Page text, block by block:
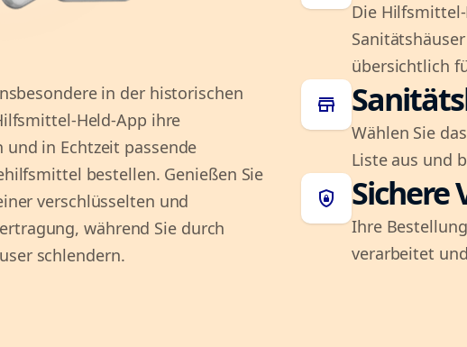
in der historischen
Held-App ihre
und in Echtzeit passende
bestellen. Genießen Sie
verschlüsselten und
während Sie durch
schlendern.
Die
übersichtlich
store
Wählen Sie
Liste aus und
shield_lock Sichere
Ihre
verarbeitet